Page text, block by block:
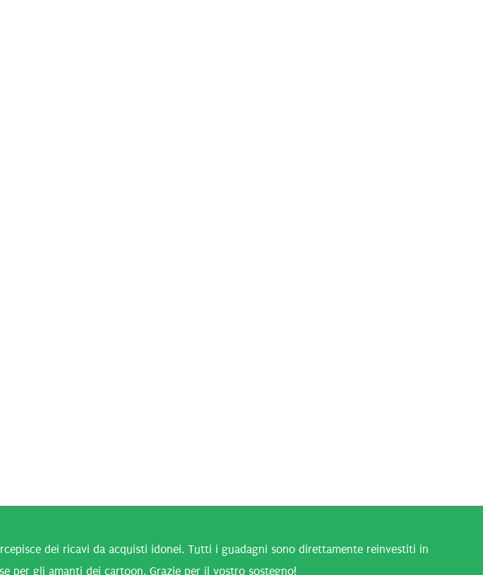
dei ricavi da acquisti idonei. Tutti i guadagni sono direttamente reinvestiti in
per gli amanti dei cartoon. Grazie per il vostro sostegno!